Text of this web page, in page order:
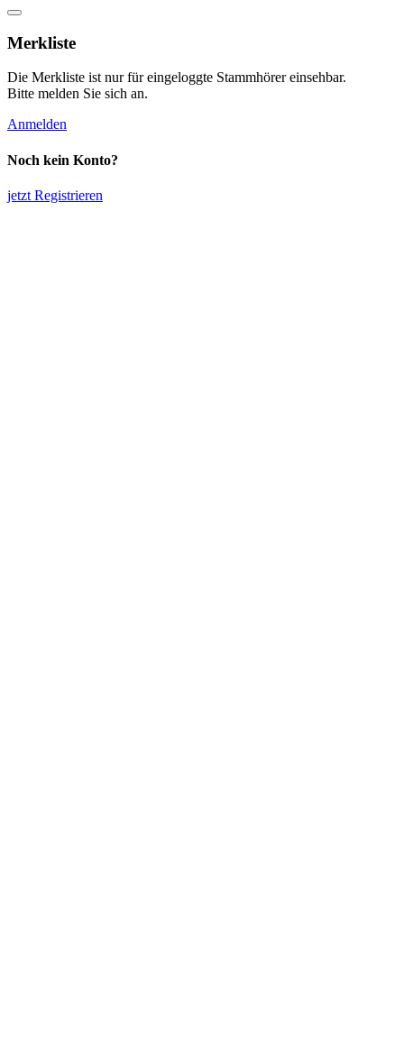
Merkliste
Die Merkliste ist nur für eingeloggte Stammhörer einsehbar.
Bitte melden Sie sich an.
Anmelden
Noch kein Konto?
jetzt Registrieren